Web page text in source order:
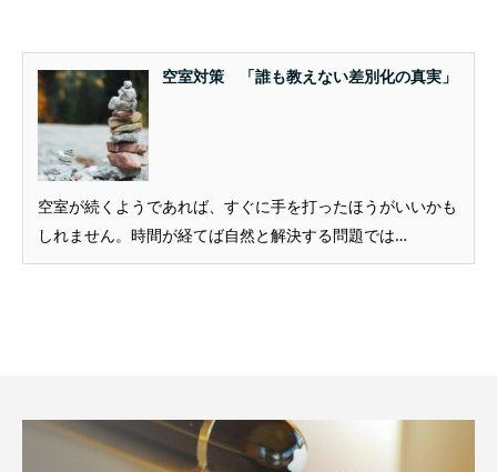
空室対策 「誰も教えない差別化の真実」
空室が続くようであれば、すぐに手を打ったほうがいいかも
しれません。時間が経てば自然と解決する問題では…